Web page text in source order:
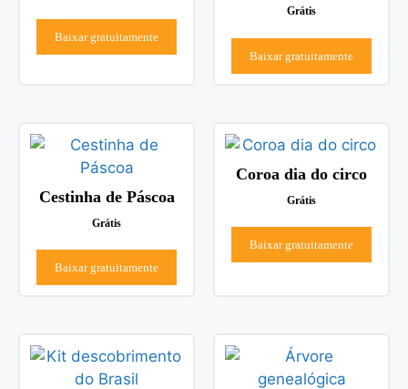
Baixar gratuitamente
Grátis
Baixar gratuitamente
Cestinha de Páscoa
Grátis
Baixar gratuitamente
Coroa dia do circo
Grátis
Baixar gratuitamente